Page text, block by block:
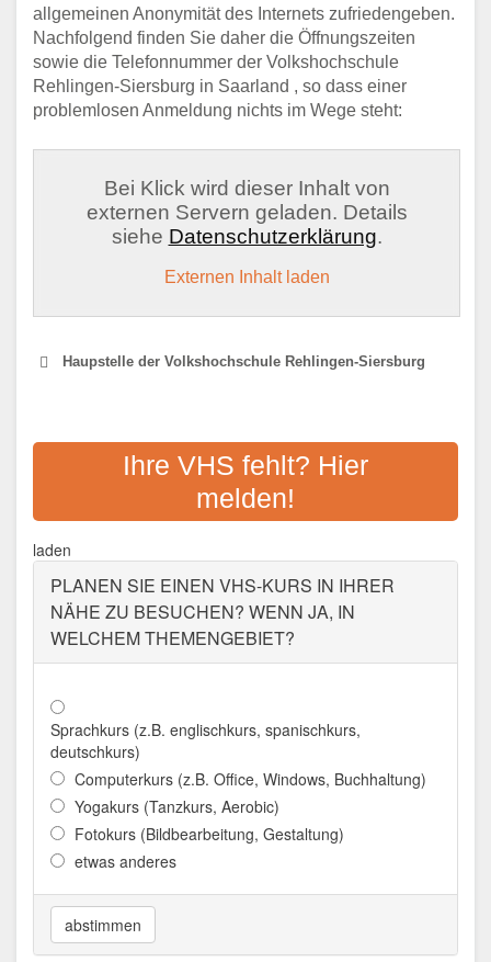
allgemeinen Anonymität des Internets zufriedengeben.
Nachfolgend finden Sie daher die Öffnungszeiten
sowie die Telefonnummer der Volkshochschule
Rehlingen-Siersburg in Saarland , so dass einer
problemlosen Anmeldung nichts im Wege steht:
Bei Klick wird dieser Inhalt von
externen Servern geladen. Details
siehe Datenschutzerklärung.
Externen Inhalt laden
Haupstelle der Volkshochschule Rehlingen-Siersburg
VOLKSHOCHSCHULE
SAARLOUIS
Kaiser-Friedrich Ring 26, 66740
Saarlouis
GESELLSCHAFT FÜR
BILDUNG UND KULTUR IM
Adresse:
Saarlouis
Ihre VHS fehlt? Hier
melden!
laden
PLANEN SIE EINEN VHS-KURS IN IHRER
NÄHE ZU BESUCHEN? WENN JA, IN
WELCHEM THEMENGEBIET?
Sprachkurs (z.B. englischkurs, spanischkurs,
deutschkurs)
Computerkurs (z.B. Office, Windows, Buchhaltung)
Yogakurs (Tanzkurs, Aerobic)
Fotokurs (Bildbearbeitung, Gestaltung)
etwas anderes
abstimmen